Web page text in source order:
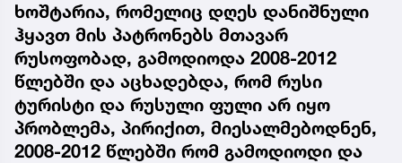
ხოშტარია, რომელიც დღეს დანიშნული
ჰყავთ მის პატრონებს მთავარ
რუსოფობად, გამოდიოდა 2008-2012
წლებში და აცხადებდა, რომ რუსი
ტურისტი და რუსული ფული არ იყო
პრობლემა, პირიქით, მიესალმებოდნენ,
2008-2012 წლებში რომ გამოდიოდი და